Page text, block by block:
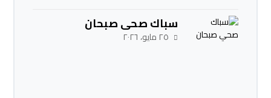
سباك صحي صبحان
٢٥ مايو، ٢٠٢٦